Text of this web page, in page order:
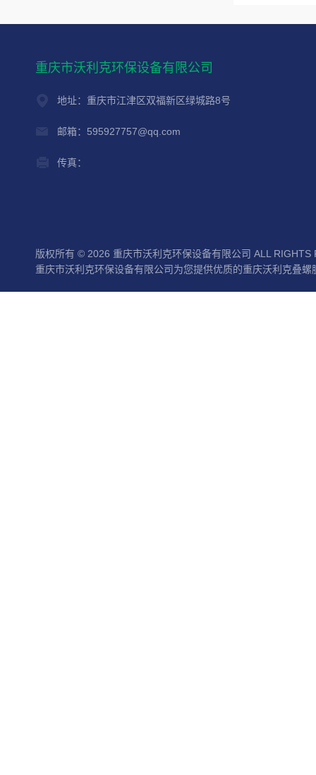
重庆市沃利克环保设备有限公司
地址：重庆市江津区双福新区绿城路8号
邮箱：595927757@qq.com
传真：
版权所有 © 2026 重庆市沃利克环保设备有限公司 ALL RIGHTS
重庆市沃利克环保设备有限公司为您提供优质的重庆沃利克叠